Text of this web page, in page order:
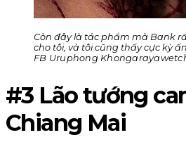
Còn đây là tác phẩm mà Bank
cho tôi, và tôi cũng thấy cực kỳ
FB Uruphong
#3 Lão tướng
Chiang Mai